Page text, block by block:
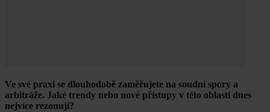
Ve své praxi se dlouhodobě zaměřujete na soudní spory a
arbitráže. Jaké trendy nebo nové přístupy v této oblasti dnes
nejvíce rezonují?